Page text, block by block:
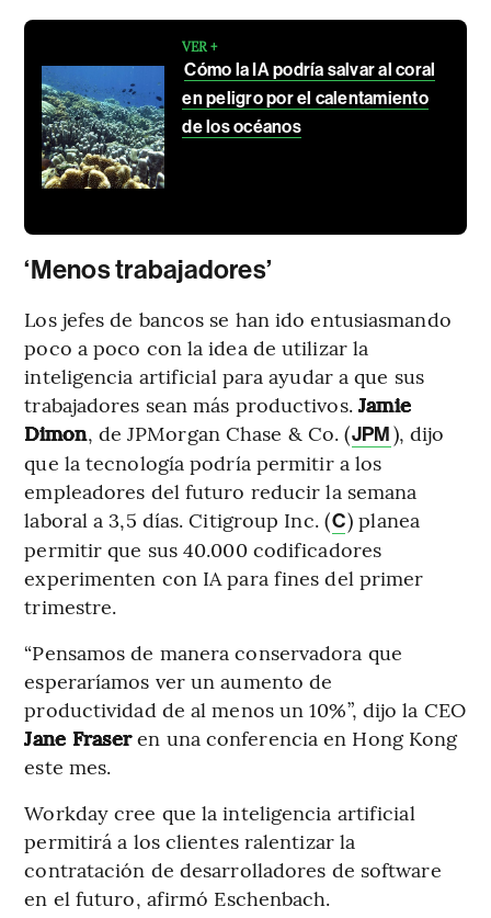
VER +
Cómo la IA podría salvar al coral
en peligro por el calentamiento
de los océanos
‘Menos trabajadores’
Los jefes de bancos se han ido entusiasmando
poco a poco con la idea de utilizar la
inteligencia artificial para ayudar a que sus
trabajadores sean más productivos. Jamie
Dimon, de JPMorgan Chase & Co. (JPM), dijo
que la tecnología podría permitir a los
empleadores del futuro reducir la semana
laboral a 3,5 días. Citigroup Inc. (C) planea
permitir que sus 40.000 codificadores
experimenten con IA para fines del primer
trimestre.
“Pensamos de manera conservadora que
esperaríamos ver un aumento de
productividad de al menos un 10%”, dijo la CEO
Jane Fraseren una conferencia en Hong Kong
este mes.
Workday cree que la inteligencia artificial
permitirá a los clientes ralentizar la
contratación de desarrolladores de software
en el futuro, afirmó Eschenbach.